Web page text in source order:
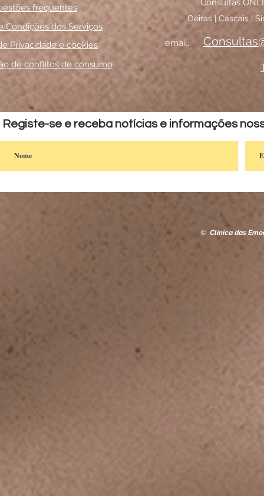
frequentes
Condições dos Serviços
Privacidade e cookies
de conflitos de consumo
Consultas
Oeiras | Cascais |
email:
Registe-se e receba notícias e informações
© Clínica das